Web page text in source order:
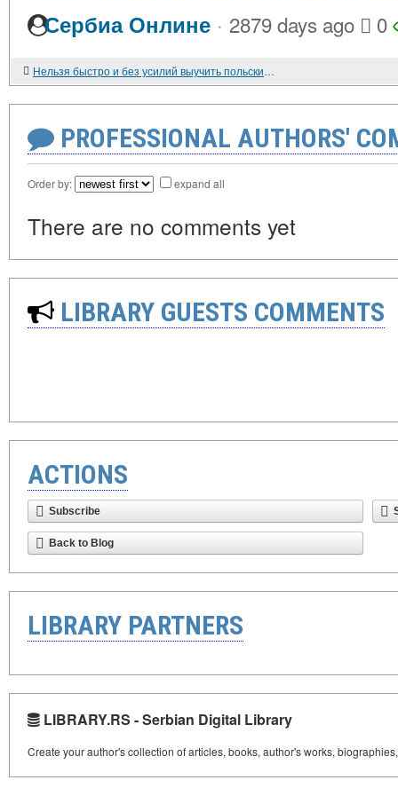
Сербиа Онлине · 2879 days ago 0
Нельзя быстро и без усилий выучить польский язык, это всего лишь реклама
PROFESSIONAL AUTHORS'
Order by: expand all
There are no comments yet
LIBRARY GUESTS COMMENTS
ACTIONS
Subscribe
Back to Blog
LIBRARY PARTNERS
LIBRARY.RS - Serbian Digital Library
Create your author's collection of articles, books, author's works,